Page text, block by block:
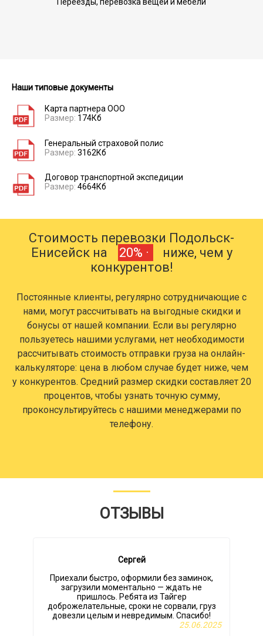
Наши типовые документы
Карта партнера ООО
Размер: 174Кб
Генеральный страховой полис
Размер: 3162Кб
Договор транспортной экспедиции
Размер: 4664Кб
Стоимость перевозки Подольск-
Енисейск на
20% ·
ниже, чем у
конкурентов!
Постоянные клиенты, регулярно сотрудничающие с
нами, могут рассчитывать на выгодные скидки и
бонусы от нашей компании. Если вы регулярно
пользуетесь нашими услугами, нет необходимости
рассчитывать стоимость отправки груза на онлайн-
калькуляторе: цена в любом случае будет ниже, чем
у конкурентов. Средний размер скидки составляет 20
процентов, чтобы узнать точную сумму,
проконсультируйтесь с нашими менеджерами по
телефону.
ОТЗЫВЫ
Сергей
Приехали быстро, оформили без заминок,
загрузили моментально — ждать не
пришлось. Ребята из Тайгер
доброжелательные, сроки не сорвали, груз
довезли целым и невредимым. Спасибо!
25.06.2025